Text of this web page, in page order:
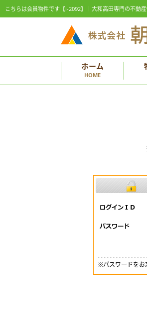
こちらは会員物件です【i-2092】｜大和高田専門の不動
ホーム
HOME
※パスワードを